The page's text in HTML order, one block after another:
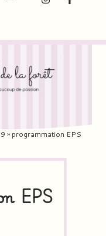
» programmation EPS
EPS